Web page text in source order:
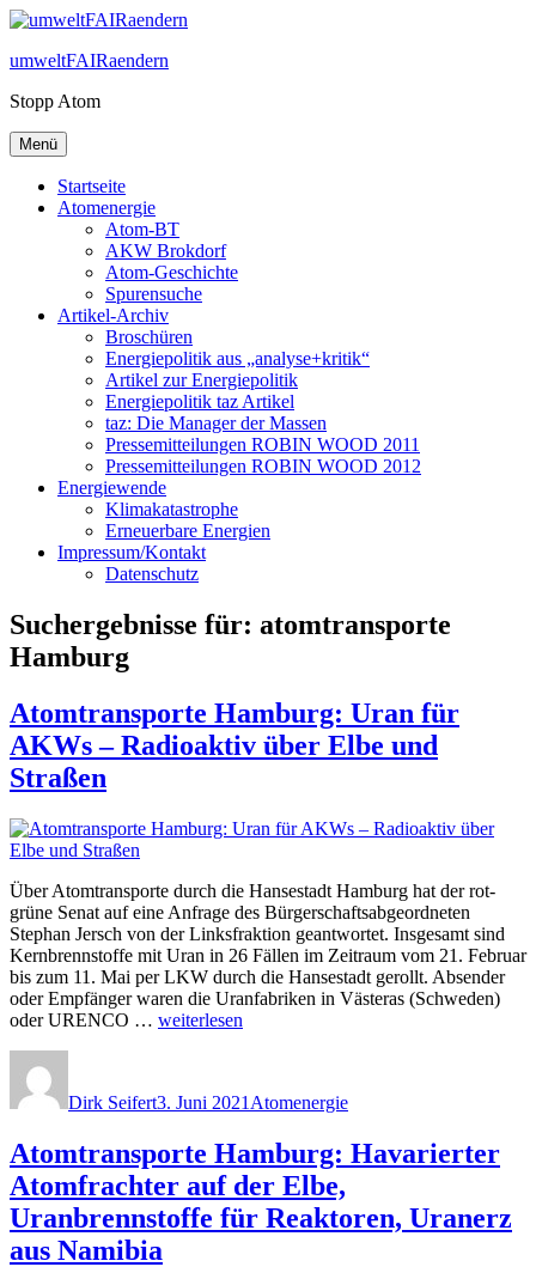
Zum
springen
umweltFAIRaendern
Stopp Atom
Menü
Startseite
Atomenergie
Atom-BT
AKW Brokdorf
Atom-Geschichte
Spurensuche
Artikel-Archiv
Broschüren
Energiepolitik aus „analyse+kritik“
Artikel zur Energiepolitik
Energiepolitik taz Artikel
taz: Die Manager der Massen
Pressemitteilungen ROBIN WOOD 2011
Pressemitteilungen ROBIN WOOD 2012
Energiewende
Klimakatastrophe
Erneuerbare Energien
Impressum/Kontakt
Datenschutz
Suchergebnisse für: atomtransporte
Hamburg
Atomtransporte Hamburg: Uran für
AKWs – Radioaktiv über Elbe und
Straßen
Über Atomtransporte durch die Hansestadt Hamburg hat der rot-
grüne Senat auf eine Anfrage des Bürgerschaftsabgeordneten
Stephan Jersch von der Linksfraktion geantwortet. Insgesamt sind
Kernbrennstoffe mit Uran in 26 Fällen im Zeitraum vom 21. Februar
bis zum 11. Mai per LKW durch die Hansestadt gerollt. Absender
oder Empfänger waren die Uranfabriken in Västeras (Schweden)
oder URENCO … „Atomtransporte
AKWs
Radioaktiv
über
Elbe
und
Straßen“
weiterlesen
Dirk Seifert3. Juni 2021 Atomenergie
Atomtransporte Hamburg: Havarierter
Atomfrachter auf der Elbe,
Uranbrennstoffe für Reaktoren, Uranerz
aus Namibia